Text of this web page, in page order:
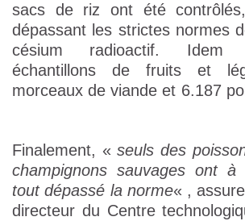
sacs de riz ont été
dépassant les strictes normes
césium radioactif. Idem
échantillons de fruits et
morceaux de viande et 6.187
Finalement, «seuls des
champignons sauvages ont
tout dépassé la norme« ,
directeur du Centre